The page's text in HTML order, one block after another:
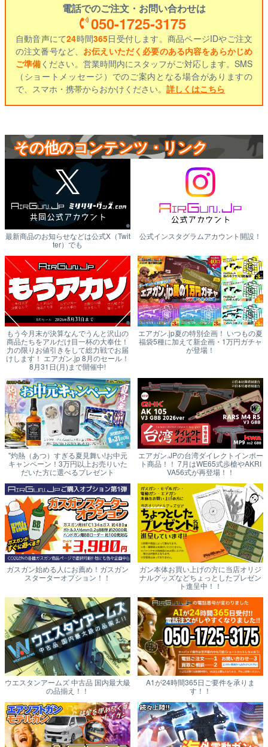
電話でのご注文・お問い合わせは
050-1725-3175
自動音声にて24時間365日受付します。商品ページIDやご注文
の注文番号など、 お伝えいただく必要のある内容をあらかじめ
ご準備ください。営業時間内にスタッフがご対応します。SMS
（ショートメッセージ）でのご案内となる場合がありますの
で、スマホ・携帯からおかけください。 詳しくはこちら
その他のコンテンツ・リンク
最新商品のお知らせなどは公式X（Twit
ter）でも
公式インスタグラムアカウント開設！
もう今月末が決算なんでうんと沢山の
商品たちをアルだけ目一杯の大奉仕！
力の限りお値引きをして総力戦でお届
けします！ エアガン.jp 8月のセール！
8月31日(月)まで開催中!
エアガン.jp夏の特別企画！ いつもの夏
福袋5種に加えて新企画・1万円ガチャ
が登場！
"灼熱（あつ）すぎる夏見舞い!お中元
キャンペーン！3万円以上お売りいた
だいた方に選べるプレゼント
エアガン.JPの台湾ダイレクトインポー
ト商品！！ 7月はWE65式歩槍やAKRI
VA56式が再登場！！
ガスガン始める人にお薦め！ガスガン
スターターオプション！！
ガン本体お買い上げの方に当店オリジ
ナルグッズなどちょっとしたプレゼン
ト進呈中！！
ウエスタンアームズ 中古品 国内最大級
の品揃え！！
A1が24時間365日ご要件を承りま
す！！